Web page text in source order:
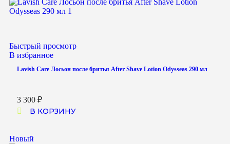
Быстрый просмотр
В избранное
Lavish Care Лосьон после бритья After Shave Lotion Odysseas 290 мл
3 300 ₽
В КОРЗИНУ
Новый